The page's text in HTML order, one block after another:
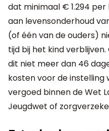
dat minimaal € 1.294
aan levensonderhoud
(of één van de ouders)
tijd bij het kind
dit niet meer dan 46
kosten voor de
vergoed binnen de Wet
Jeugdwet of